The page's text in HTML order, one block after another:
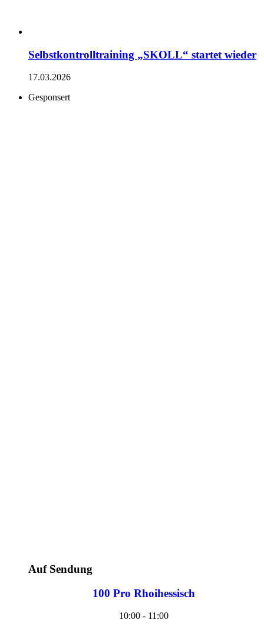
Selbstkontrolltraining „SKOLL“ startet wieder
17.03.2026
Gesponsert
Auf Sendung
100 Pro Rhoihessisch
10:00 - 11:00